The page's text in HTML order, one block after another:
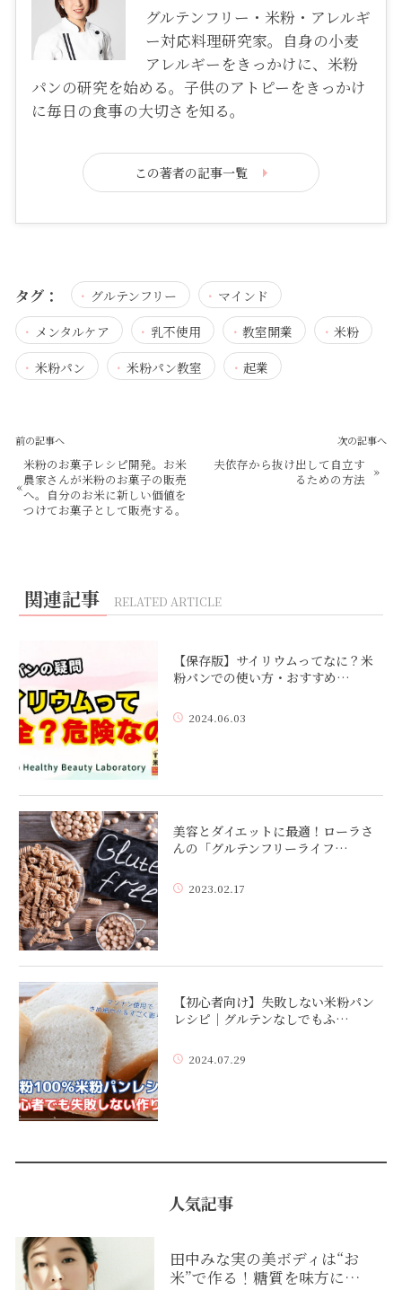
グルテンフリー・米粉・アレルギ
ー対応料理研究家。自身の小麦
アレルギーをきっかけに、米粉
パンの研究を始める。子供のアトピーをきっかけ
に毎日の食事の大切さを知る。
この著者の記事一覧
タグ： グルテンフリー
マインド
メンタルケア
乳不使用 教室開業
米粉
米粉パン
米粉パン教室 起業
前の記事へ
«
米粉のお菓子レシピ開発。お米
農家さんが米粉のお菓子の販売
へ。自分のお米に新しい価値を
つけてお菓子として販売する。
次の記事へ
夫依存から抜け出して自立す
るための方法 »
関連記事 RELATED ARTICLE
【保存版】サイリウムってなに？米
粉パンでの使い方・おすすめ…
2024.06.03
美容とダイエットに最適！ローラさ
んの「グルテンフリーライフ…
2023.02.17
【初心者向け】失敗しない米粉パン
レシピ｜グルテンなしでもふ…
2024.07.29
人気記事
田中みな実の美ボディは“お
米”で作る！糖質を味方に…